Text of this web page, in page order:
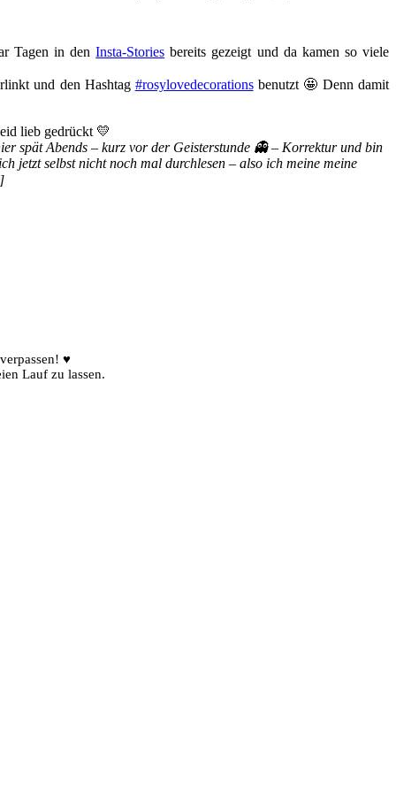
Tagen in denInsta-Stories bereits gezeigt und da kamen so viele
und den Hashtag #rosylovedecorationsbenutzt 🤩 Denn damit
lieb gedrückt 💛
spät Abends – kurz vor der Geisterstunde 👻 – Korrektur und bin
jetzt selbst nicht noch mal durchlesen – also ich meine meine
♥
Lauf zu lassen.